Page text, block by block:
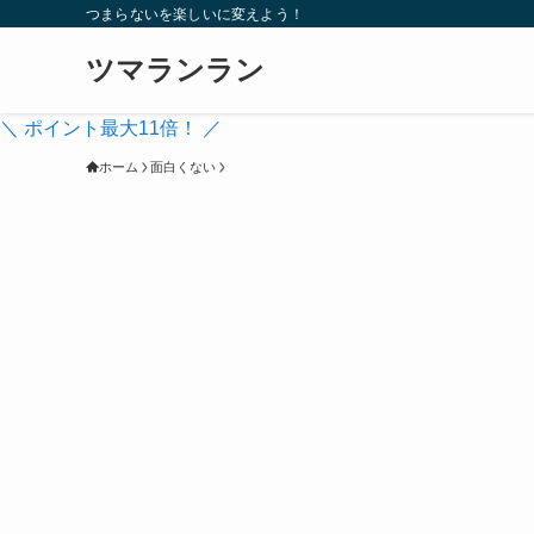
つまらないを楽しいに変えよう！
ツマランラン
＼ ポイント最大11倍！ ／
ホーム 面白くない